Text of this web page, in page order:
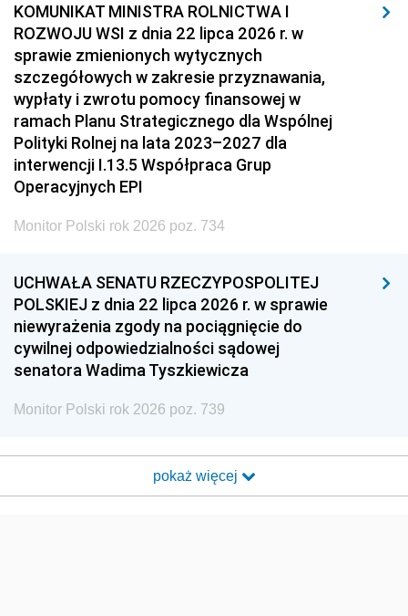
KOMUNIKAT MINISTRA ROLNICTWA I
ROZWOJU WSI z dnia 22 lipca 2026 r. w
sprawie zmienionych wytycznych
szczegółowych w zakresie przyznawania,
wypłaty i zwrotu pomocy finansowej w
ramach Planu Strategicznego dla Wspólnej
Polityki Rolnej na lata 2023–2027 dla
interwencji I.13.5 Współpraca Grup
Operacyjnych EPI
Monitor Polski rok 2026 poz. 734
UCHWAŁA SENATU RZECZYPOSPOLITEJ
POLSKIEJ z dnia 22 lipca 2026 r. w sprawie
niewyrażenia zgody na pociągnięcie do
cywilnej odpowiedzialności sądowej
senatora Wadima Tyszkiewicza
Monitor Polski rok 2026 poz. 739
pokaż więcej